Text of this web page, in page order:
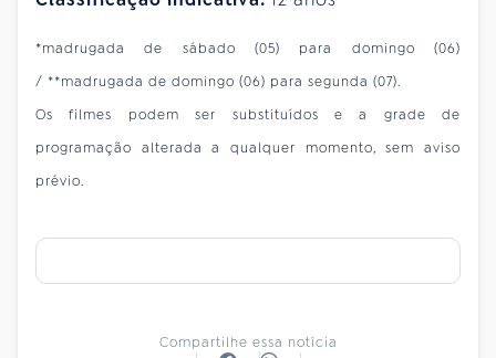
*madrugada de sábado (05) para domingo (06)
/ **madrugada de domingo (06) para segunda (07).
Os filmes podem ser substituídos e a grade de
programação alterada a qualquer momento, sem aviso
prévio.
Compartilhe essa notícia